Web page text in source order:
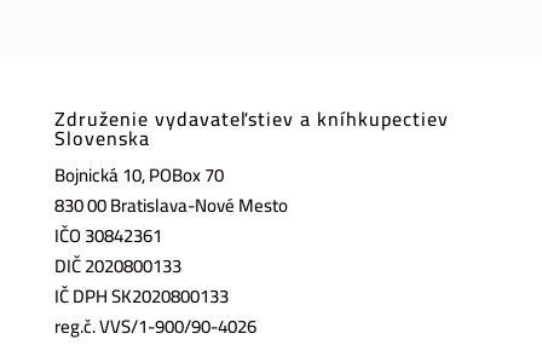
Združenie vydavateľstiev a kníhkupectiev
Slovenska
Bojnická 10, POBox 70
830 00 Bratislava-Nové Mesto
IČO 30842361
DIČ 2020800133
IČ DPH SK2020800133
reg.č. VVS/1-900/90-4026